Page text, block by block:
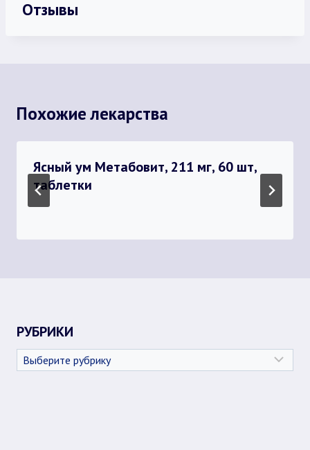
Отзывы
Похожие лекарства
Ясный ум Метабовит, 211 мг, 60 шт,
таблетки
РУБРИКИ
Рубрики